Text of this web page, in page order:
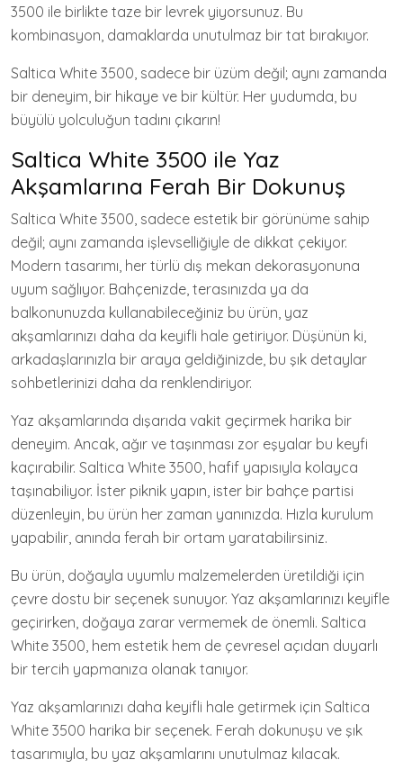
3500 ile birlikte taze bir levrek yiyorsunuz. Bu
kombinasyon, damaklarda unutulmaz bir tat bırakıyor.
Saltica White 3500, sadece bir üzüm değil; aynı zamanda
bir deneyim, bir hikaye ve bir kültür. Her yudumda, bu
büyülü yolculuğun tadını çıkarın!
Saltica White 3500 ile Yaz
Akşamlarına Ferah Bir Dokunuş
Saltica White 3500, sadece estetik bir görünüme sahip
değil; aynı zamanda işlevselliğiyle de dikkat çekiyor.
Modern tasarımı, her türlü dış mekan dekorasyonuna
uyum sağlıyor. Bahçenizde, terasınızda ya da
balkonunuzda kullanabileceğiniz bu ürün, yaz
akşamlarınızı daha da keyifli hale getiriyor. Düşünün ki,
arkadaşlarınızla bir araya geldiğinizde, bu şık detaylar
sohbetlerinizi daha da renklendiriyor.
Yaz akşamlarında dışarıda vakit geçirmek harika bir
deneyim. Ancak, ağır ve taşınması zor eşyalar bu keyfi
kaçırabilir. Saltica White 3500, hafif yapısıyla kolayca
taşınabiliyor. İster piknik yapın, ister bir bahçe partisi
düzenleyin, bu ürün her zaman yanınızda. Hızla kurulum
yapabilir, anında ferah bir ortam yaratabilirsiniz.
Bu ürün, doğayla uyumlu malzemelerden üretildiği için
çevre dostu bir seçenek sunuyor. Yaz akşamlarınızı keyifle
geçirirken, doğaya zarar vermemek de önemli. Saltica
White 3500, hem estetik hem de çevresel açıdan duyarlı
bir tercih yapmanıza olanak tanıyor.
Yaz akşamlarınızı daha keyifli hale getirmek için Saltica
White 3500 harika bir seçenek. Ferah dokunuşu ve şık
tasarımıyla, bu yaz akşamlarını unutulmaz kılacak.